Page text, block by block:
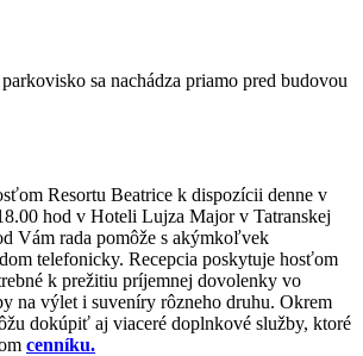
sa nachádza priamo pred budovou
Resortu Beatrice k dispozícii denne v
hod v Hoteli Lujza Major v Tatranskej
Vám rada pomôže s akýmkoľvek
telefonicky. Recepcia poskytuje hosťom
k prežitiu príjemnej dovolenky vo
na výlet i suveníry rôzneho druhu. Okrem
dokúpiť aj viaceré doplnkové služby, ktoré
cenníku.